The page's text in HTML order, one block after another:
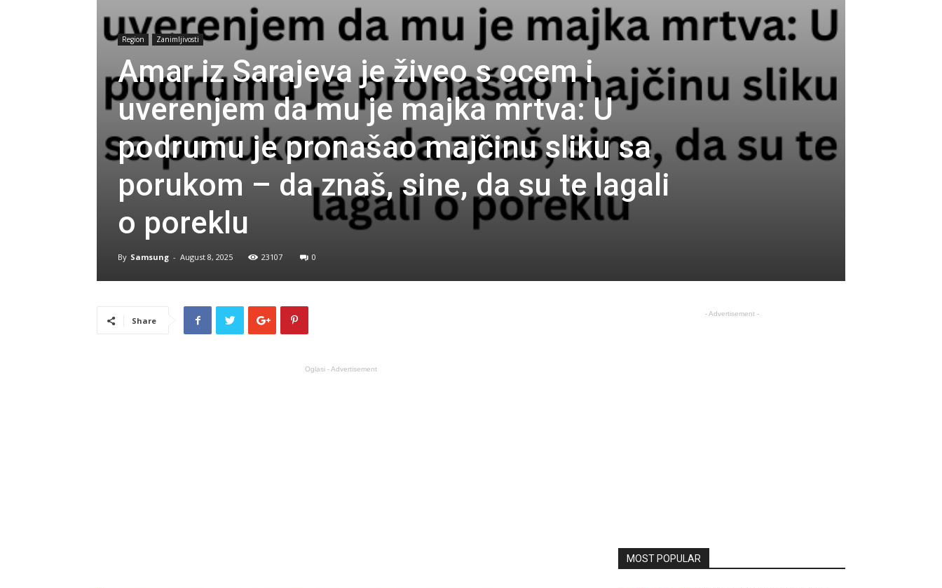
Region Zanimljivosti
Amar iz Sarajeva je živeo s ocem i
uverenjem da mu je majka mrtva: U
podrumu je pronašao majčinu sliku sa
porukom – da znaš, sine, da su te lagali
o poreklu
By Samsung - August 8, 2025 23107 0
Share
Oglasi - Advertisement
- Advertisement -
MOST POPULAR